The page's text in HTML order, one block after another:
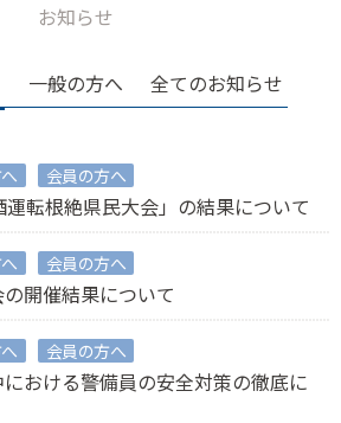
お知らせ
一般の方へ 全てのお知らせ
会員の方へ
運転根絶県民大会」の結果について
会員の方へ
開催結果について
会員の方へ
における警備員の安全対策の徹底に